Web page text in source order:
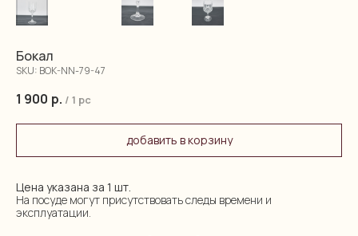
Бокал
SKU: BOK-NN-79-47
1 900 р. / 1 pc
добавить в корзину
Цена указана за 1 шт.
На посуде могут присутствовать следы времени и
эксплуатации.